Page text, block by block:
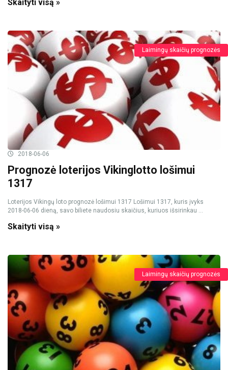
Skaityti visą »
Laimingų skaičių prognozės
2018-06-06
Prognozė loterijos Vikinglotto lošimui
1317
Loterijos Vikingų loto prognozė lošimui 1317 Lošimui 1317, kuris įvyks
2018-06-06 dieną, savo biliete naudosiu skaičius, kuriuos išsirinkau ...
Skaityti visą »
Laimingų skaičių prognozės